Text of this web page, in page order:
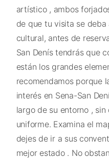
artístico , ambos
de que tu visita se
cultural, antes de
San Denís tendrás que
están los grandes
recomendamos porque
interés en Sena-San
largo de su entorno ,
uniforme. Examina el
dejes de ir a sus
mejor estado . No